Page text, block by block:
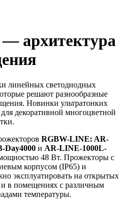
архитектура
линейных светодиодных
решают разнообразные
Новинки ультратонких
декоративной многоцветной
RGBW-LINE: AR-
Day4000 и AR-LINE-1000L-
48 Вт. Прожекторы с
корпусом (IP65) и
эксплуатировать на открытых
и в помещениях с различным
температуры.